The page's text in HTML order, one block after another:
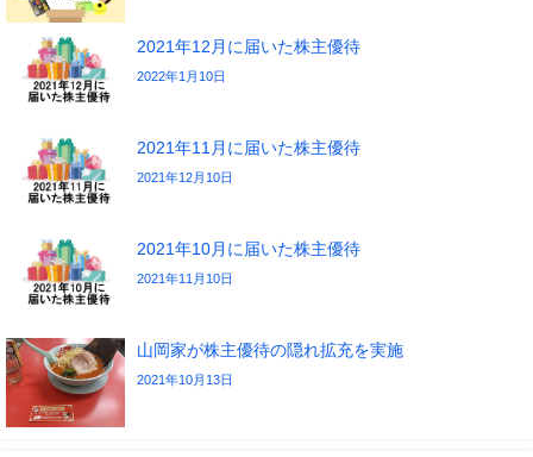
2021年12月に届いた株主優待
2022年1月10日
2021年11月に届いた株主優待
2021年12月10日
2021年10月に届いた株主優待
2021年11月10日
山岡家が株主優待の隠れ拡充を実施
2021年10月13日